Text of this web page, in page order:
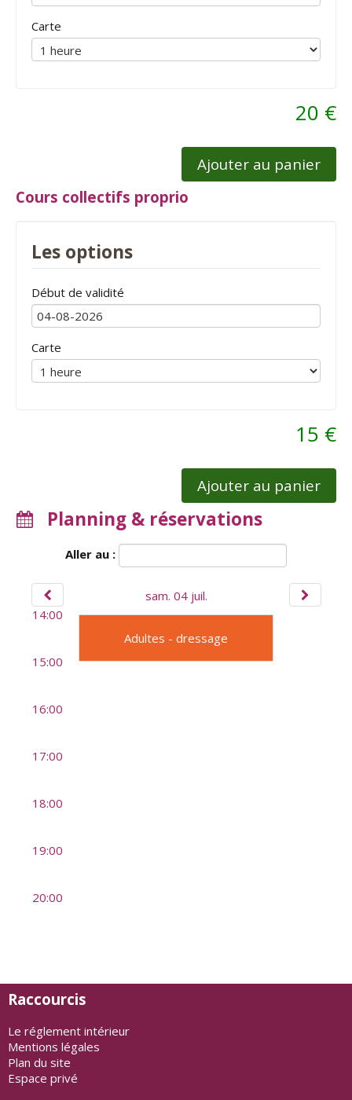
Carte
20 €
Ajouter au panier
Cours collectifs proprio
Les options
Début de validité
Carte
15 €
Ajouter au panier
Planning & réservations
Aller au :
14:00
15:00
16:00
17:00
18:00
19:00
20:00
sam. 04 juil.
Adultes - dressage
Raccourcis
Le réglement intérieur
Mentions légales
Plan du site
Espace privé